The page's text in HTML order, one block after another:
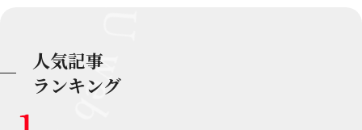
人気記事
ランキング